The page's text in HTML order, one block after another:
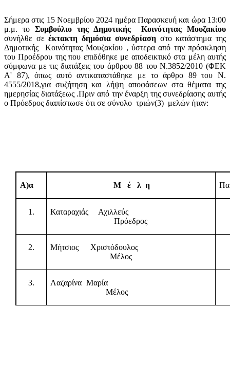
Σήμερα στις 15 Νοεμβρίου 2024 ημέρα Παρασκευή και ώρα 13:00
μ.μ. το Συμβούλιο της Δημοτικής
Κοινότητας Μουζακίου
συνήλθε σεέκτακτη δημόσια συνεδρίασηστο κατάστημα της
Δημοτικής
Κοινότητας Μουζακίου , ύστερα από την πρόσκληση
του Προέδρου της που επιδόθηκε με αποδεικτικό στα μέλη αυτής
σύμφωνα με τις διατάξεις του άρθρου 88 του Ν.3852/2010 (ΦΕΚ
Α' 87), όπως αυτό αντικαταστάθηκε με το άρθρο 89 του Ν.
4555/2018,για συζήτηση και λήψη αποφάσεων στα θέματα της
ημερησίας διατάξεως .Πριν από την έναρξη της συνεδρίασης αυτής
ο Πρόεδρος διαπίστωσε ότι σε σύνολο τριών(3) μελών ήταν:
Α)α Μ έ λ η
1.
Καταραχιάς Αχιλλεύς
Πρόεδρος
2. Μήτσιος
Χριστόδουλος
Μέλος
3.
Λαζαρίνα Μαρία
Μέλος